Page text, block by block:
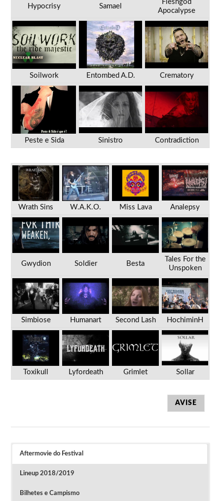
Hypocrisy Samael
Fleshgod
Apocalypse
Soilwork Entombed A.D. Crematory
Peste e Sida Sinistro Contradiction
Wrath Sins W.A.K.O. Miss Lava Analepsy
Gwydion Soldier Besta
Tales For the
Unspoken
Simbiose Humanart Second Lash HochiminH
Toxikull Lyfordeath Grimlet Sollar
AVISE
Aftermovie do Festival
Lineup 2018/2019
Bilhetes e Campismo